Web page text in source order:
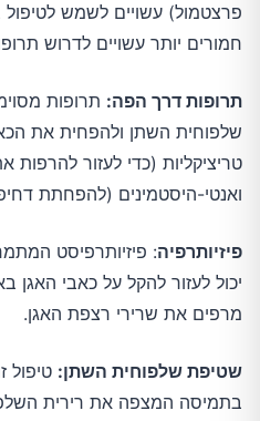
פרצטמול) עשויים לשמש
חמורים יותר עשויים לדרוש
תרופות דרך הפה: תרופות
שלפוחית השתן ולהפחית את
טריציקליות (כדי לעזור
ואנטי-היסטמינים (להפחתת
פיזיותרפיה: פיזיותרפיסט
יכול לעזור להקל על כאבי האגן
מרפים את שרירי רצפת האגן.
שטיפת שלפוחית השתן: טיפול
בתמיסה המצפה את רירית